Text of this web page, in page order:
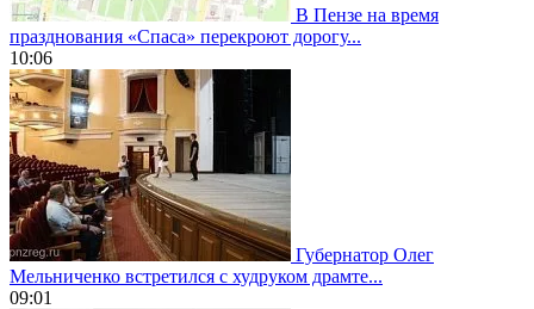
В Пензе на время
празднования «Спаса» перекроют дорогу...
10:06
Губернатор Олег
Мельниченко встретился с худруком драмте...
09:01